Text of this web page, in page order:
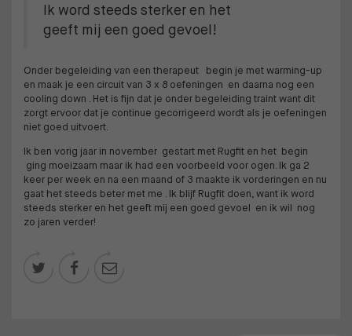
Ik word steeds sterker en het
geeft mij een goed gevoel!
Onder begeleiding van een therapeut begin je met warming-up
en maak je een circuit van 3 x 8 oefeningen en daarna nog een
cooling down . Het is fijn dat je onder begeleiding traint want dit
zorgt ervoor dat je continue gecorrigeerd wordt als je oefeningen
niet goed uitvoert.
Ik ben vorig jaar in november gestart met Rugfit en het begin
ging moeizaam maar ik had een voorbeeld voor ogen. Ik ga 2
keer per week en na een maand of 3 maakte ik vorderingen en nu
gaat het steeds beter met me . Ik blijf Rugfit doen, want ik word
steeds sterker en het geeft mij een goed gevoel en ik wil nog
zo jaren verder!
  